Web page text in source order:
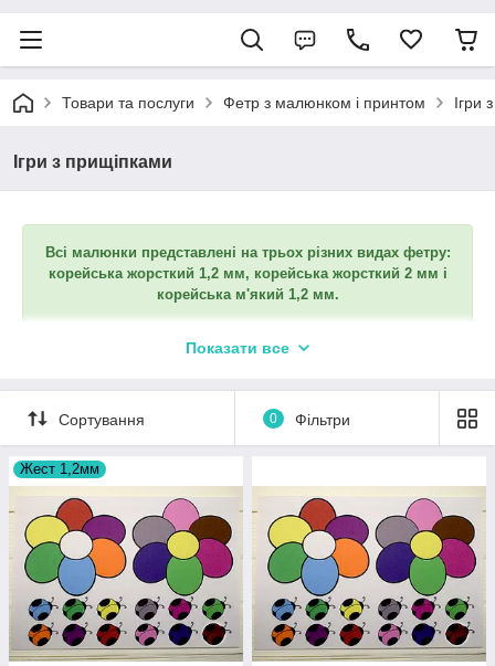
Товари та послуги Фетр з малюнком і принтом Ігри
Ігри з прищіпками
Всі малюнки представлені на трьох різних видах фетру:
корейська жорсткий 1,2 мм, корейська жорсткий 2 мм і
корейська м'який 1,2 мм.
центральним колом, то його можна наклеїти на картон або не
зміцнювати додатково. Інші фігурки потрібно вирізати і
приклеїти на звичайні дерев'яні прищіпки. Якщо це гра, Де
чий хвіст, то на прищіпки приклеюють хвостики тварин.
Показати все
Сортування 0 Фільтри
Жест 1,2мм